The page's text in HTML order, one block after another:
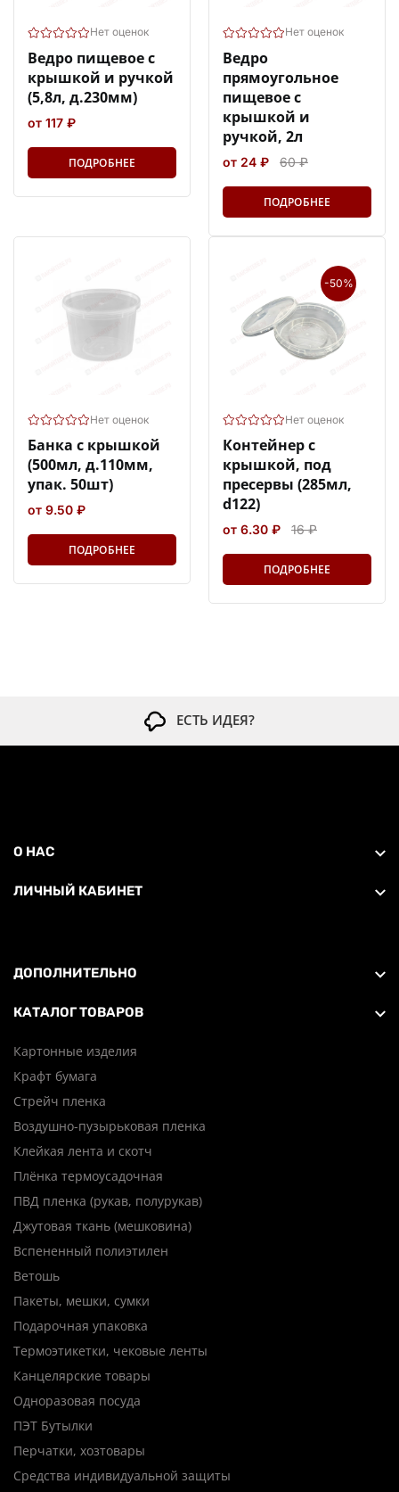
Нет оценок
Ведро пищевое с
крышкой и ручкой
(5,8л, д.230мм)
от 117 ₽
ПОДРОБНЕЕ
Нет оценок
Ведро
прямоугольное
пищевое с
крышкой и
ручкой, 2л
от 24 ₽ 60 ₽
ПОДРОБНЕЕ
Нет оценок
Банка с крышкой
(500мл, д.110мм,
упак. 50шт)
от 9.50 ₽
ПОДРОБНЕЕ
-50%
Нет оценок
Контейнер с
крышкой, под
пресервы (285мл,
d122)
от 6.30 ₽ 16 ₽
ПОДРОБНЕЕ
ЕСТЬ ИДЕЯ?
О НАС
ЛИЧНЫЙ КАБИНЕТ
ДОПОЛНИТЕЛЬНО
КАТАЛОГ ТОВАРОВ
Картонные изделия
Крафт бумага
Стрейч пленка
Воздушно-пузырьковая пленка
Клейкая лента и скотч
Плёнка термоусадочная
ПВД пленка (рукав, полурукав)
Джутовая ткань (мешковина)
Вспененный полиэтилен
Ветошь
Пакеты, мешки, сумки
Подарочная упаковка
Термоэтикетки, чековые ленты
Канцелярские товары
Одноразовая посуда
ПЭТ Бутылки
Перчатки, хозтовары
Средства индивидуальной защиты